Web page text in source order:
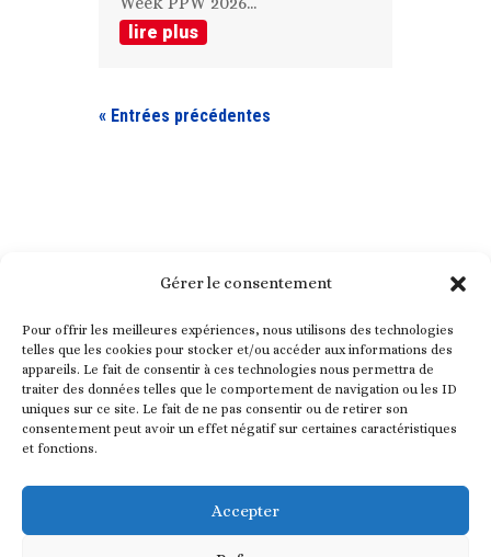
Gérer le consentement
Pour offrir les meilleures expériences, nous utilisons des technologies
telles que les cookies pour stocker et/ou accéder aux informations des
appareils. Le fait de consentir à ces technologies nous permettra de
traiter des données telles que le comportement de navigation ou les ID
uniques sur ce site. Le fait de ne pas consentir ou de retirer son
consentement peut avoir un effet négatif sur certaines caractéristiques
et fonctions.
Accepter
lire plus
« Entrées précédentes
Nez en Herbe est une association ayant pour but d’intégrer
l’éveil olfactif dans les programmes éducatifs, en promouvant
l’éveil de l’odorat dès la crèche et l’école maternelle.